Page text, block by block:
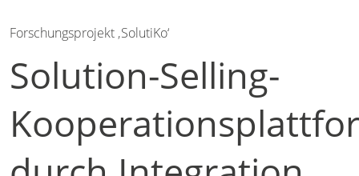
Forschungsprojekt ‚SolutiKo‘
Solution-Selling-